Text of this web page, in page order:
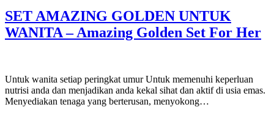
SET AMAZING GOLDEN UNTUK
WANITA – Amazing Golden Set For Her
Untuk wanita setiap peringkat umur Untuk memenuhi keperluan
nutrisi anda dan menjadikan anda kekal sihat dan aktif di usia emas.
Menyediakan tenaga yang berterusan, menyokong…